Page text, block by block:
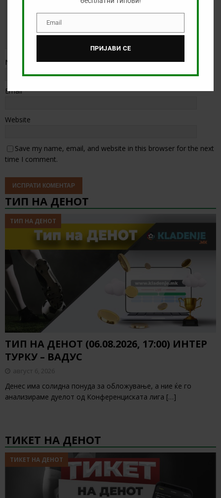
Name
Email*
Website
Save my name, email, and website in this browser for the next
time I comment.
ТИП НА ДЕНОТ
ТИП НА ДЕНОТ
ТИП НА ДЕНОТ (06.08.2026, 17:00) ИНТЕР
ТУРКУ – ВАДУС
август 6, 2026
Денес има солидна понуда за обложување, а ние ќе го
анализираме дуелот од Конференциската лига […]
ТИКЕТ НА ДЕНОТ
ТИКЕТ НА ДЕНОТ
EmailEmail
ПРИЈАВИ СЕ